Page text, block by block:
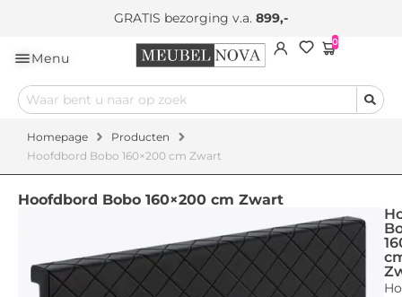
GRATIS bezorging v.a. 899,-
Menu
0
Homepage
Producten
Hoofdbord Bobo 160×200 cm Zwart
Hoofdbord Bobo 160×200 cm Zwart